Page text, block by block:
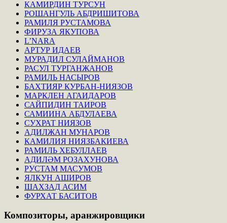
КАМИРДИН ТУРСУН
РОШАНГУЛЬ АБДРИШИТОВА
РАМИЛЯ РУСТАМОВА
ФИРУЗА ЯКУПОВА
L’NARA
АРТУР ИДАЕВ
МУРАДИЛ СУЛАЙМАНОВ
РАСУЛ ТУРГАНЖАНОВ
РАМИЛЬ НАСЫРОВ
БАХТИЯР КУРБАН-НИЯЗОВ
МАРКЛЕН АГАИДАРОВ
САЙПИДИН ТАИРОВ
САМИИНА АБДУЛАЕВА
СУХРАТ НИЯЗОВ
АДИЛЖАН МУНАРОВ
КАМИЛИЯ НИЯЗБАКИЕВА
РАМИЛЬ ХЕБУЛЛАЕВ
АДИЛӘМ РОЗАХУНОВА
РУСТАМ МАСУМОВ
ЯЛКУН АШИРОВ
ШАХЗАД АСИМ
ФУРХАТ БАСИТОВ
Композиторы, аранжировщики